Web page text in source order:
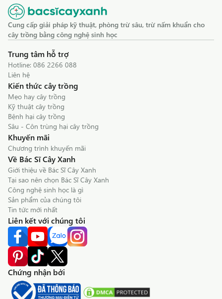
Cung cấp giải pháp kỹ thuật, phòng trừ sâu, trừ nấm khuẩn cho
cây trồng bằng công nghệ sinh học
Trung tâm hỗ trợ
Hotline: 086 2266 088
Liên hệ
Kiến thức cây trồng
Mẹo hay cây trồng
Kỹ thuật cây trồng
Bệnh hại cây trồng
Sâu - Côn trùng hại cây trồng
Khuyến mãi
Chương trình khuyến mãi
Về Bác Sĩ Cây Xanh
Giới thiệu về Bác Sĩ Cây Xanh
Tại sao nên chọn Bác Sĩ Cây Xanh
Công nghệ sinh học là gì
Sản phẩm của chúng tôi
Tin tức mới nhất
Liên kết với chúng tôi
Chứng nhận bởi